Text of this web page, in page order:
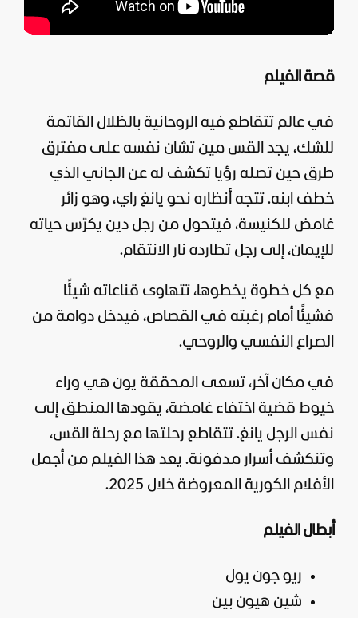
قصة الفيلم
في عالم تتقاطع فيه الروحانية بالظلال القاتمة
للشك، يجد القس مين تشان نفسه على مفترق
طرق حين تصله رؤيا تكشف له عن الجاني الذي
خطف ابنه. تتجه أنظاره نحو يانغ راي، وهو زائر
غامض للكنيسة، فيتحول من رجل دين يكرّس حياته
للإيمان، إلى رجل تطارده نار الانتقام.
مع كل خطوة يخطوها، تتهاوى قناعاته شيئًا
فشيئًا أمام رغبته في القصاص، فيدخل دوامة من
الصراع النفسي والروحي.
في مكان آخر، تسعى المحققة يون هي وراء
خيوط قضية اختفاء غامضة، يقودها المنطق إلى
نفس الرجل يانغ. تتقاطع رحلتها مع رحلة القس،
وتنكشف أسرار مدفونة. يعد هذا الفيلم من أجمل
الأفلام الكورية المعروضة خلال 2025.
أبطال الفيلم
ريو جون يول
شين هيون بين